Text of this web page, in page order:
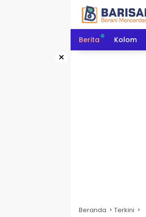
Berita Kolom
×
Beranda Terkini